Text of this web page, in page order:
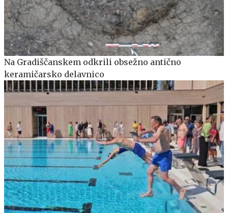
Na Gradiščanskem odkrili obsežno antično
keramičarsko delavnico